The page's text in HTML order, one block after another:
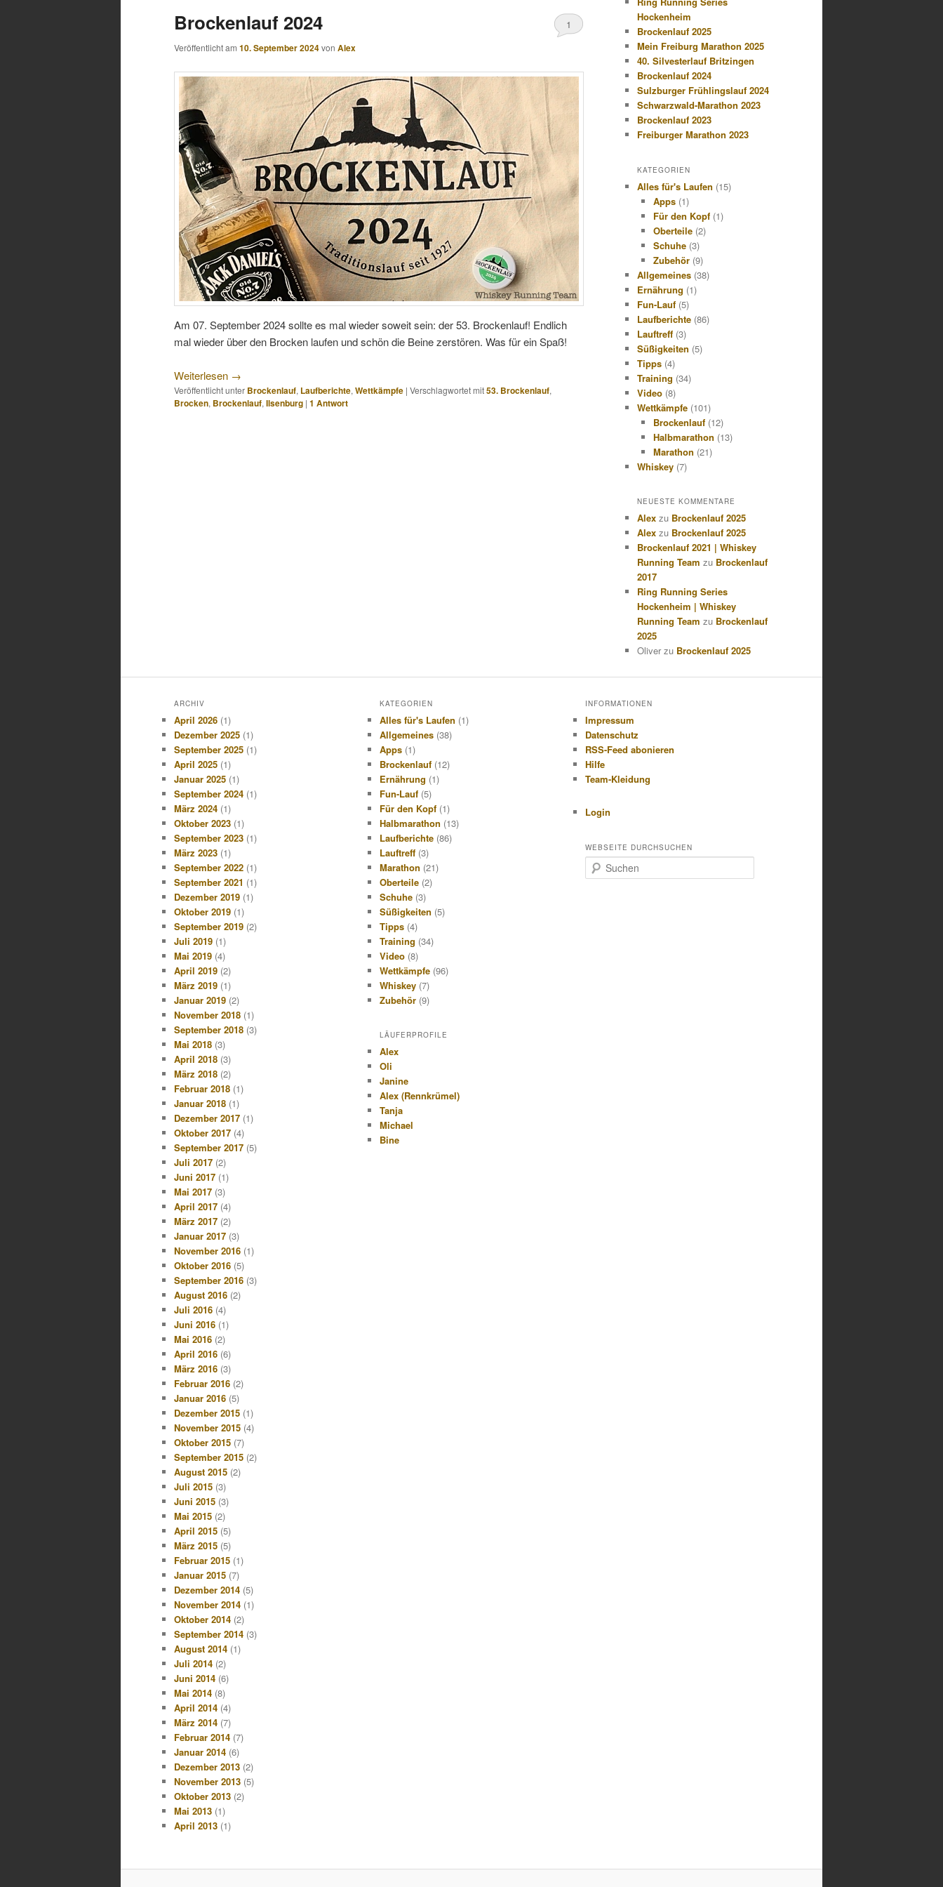
Brockenlauf 2024
Veröffentlicht am 10. September 2024von Alex
1
Am 07. September 2024 sollte es mal wieder soweit sein: der 53. Brockenlauf! Endlich
mal wieder über den Brocken laufen und schön die Beine zerstören. Was für ein Spaß!
Weiterlesen →
Veröffentlicht unter Brockenlauf, Laufberichte, Wettkämpfe | Verschlagwortet mit53. Brockenlauf,
Brocken, Brockenlauf, Ilsenburg | 1 Antwort
Hockenheim
Brockenlauf 2025
Mein Freiburg Marathon 2025
40. Silvesterlauf Britzingen
Brockenlauf 2024
Sulzburger Frühlingslauf 2024
Schwarzwald-Marathon 2023
Brockenlauf 2023
Freiburger Marathon 2023
KATEGORIEN
Alles für's Laufen (15)
Apps(1)
Für den Kopf(1)
Oberteile(2)
Schuhe(3)
Zubehör(9)
Allgemeines (38)
Ernährung (1)
Fun-Lauf (5)
Laufberichte (86)
Lauftreff (3)
Süßigkeiten (5)
Tipps (4)
Training (34)
Video (8)
Wettkämpfe (101)
Brockenlauf(12)
Halbmarathon (13)
Marathon (21)
Whiskey (7)
NEUESTE KOMMENTARE
Alex zu Brockenlauf 2025
Alex zu Brockenlauf 2025
Brockenlauf 2021 | Whiskey
Running Team zu Brockenlauf
2017
Ring Running Series
Hockenheim | Whiskey
Running Team zu Brockenlauf
2025
Oliver zu Brockenlauf 2025
ARCHIV
April 2026 (1)
Dezember 2025 (1)
September 2025 (1)
April 2025 (1)
Januar 2025 (1)
September 2024 (1)
März 2024 (1)
Oktober 2023 (1)
September 2023 (1)
März 2023 (1)
September 2022 (1)
September 2021 (1)
Dezember 2019 (1)
Oktober 2019 (1)
September 2019 (2)
Juli 2019 (1)
Mai 2019 (4)
April 2019 (2)
März 2019 (1)
Januar 2019 (2)
November 2018 (1)
September 2018 (3)
Mai 2018 (3)
April 2018 (3)
März 2018 (2)
Februar 2018 (1)
Januar 2018 (1)
Dezember 2017 (1)
Oktober 2017 (4)
September 2017 (5)
Juli 2017 (2)
Juni 2017 (1)
Mai 2017 (3)
April 2017 (4)
März 2017 (2)
Januar 2017 (3)
November 2016 (1)
Oktober 2016 (5)
September 2016 (3)
August 2016 (2)
Juli 2016 (4)
Juni 2016 (1)
Mai 2016 (2)
April 2016 (6)
März 2016 (3)
Februar 2016 (2)
Januar 2016 (5)
Dezember 2015 (1)
November 2015 (4)
Oktober 2015 (7)
September 2015 (2)
August 2015 (2)
Juli 2015 (3)
Juni 2015 (3)
Mai 2015 (2)
April 2015 (5)
März 2015 (5)
Februar 2015 (1)
Januar 2015 (7)
Dezember 2014 (5)
November 2014 (1)
Oktober 2014 (2)
September 2014 (3)
August 2014 (1)
Juli 2014 (2)
Juni 2014 (6)
Mai 2014 (8)
April 2014 (4)
März 2014 (7)
Februar 2014 (7)
Januar 2014 (6)
Dezember 2013 (2)
November 2013 (5)
Oktober 2013 (2)
Mai 2013 (1)
April 2013 (1)
KATEGORIEN
Alles für's Laufen (1)
Allgemeines(38)
Apps(1)
Brockenlauf(12)
Ernährung (1)
Fun-Lauf(5)
Für den Kopf(1)
Halbmarathon (13)
Laufberichte(86)
Lauftreff(3)
Marathon (21)
Oberteile(2)
Schuhe(3)
Süßigkeiten (5)
Tipps(4)
Training (34)
Video(8)
Wettkämpfe(96)
Whiskey(7)
Zubehör(9)
LÄUFERPROFILE
Alex
Oli
Janine
Alex (Rennkrümel)
Tanja
Michael
Bine
INFORMATIONEN
Impressum
Datenschutz
RSS-Feed abonieren
Hilfe
Team-Kleidung
Login
WEBSEITE DURCHSUCHEN
u